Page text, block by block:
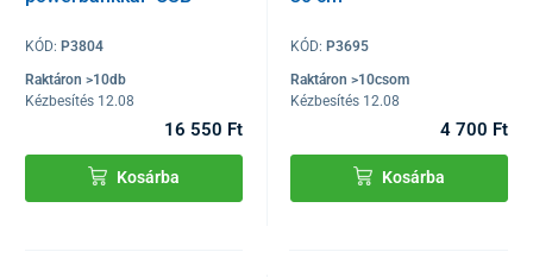
KÓD: P3804
Raktáron >10db
Kézbesítés 12.08
16 550 Ft
Kosárba
KÓD:P3695
Raktáron >10csom
Kézbesítés 12.08
4 700 Ft
Kosárba